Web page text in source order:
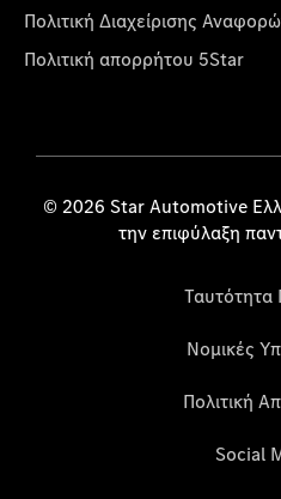
Πολιτική Διαχείρισης
Πολιτική απορρήτου 5Star
© 2026 Star Automotive
την επιφύλαξη
Ταυτότητα
Νομικές
Πολιτική
Social